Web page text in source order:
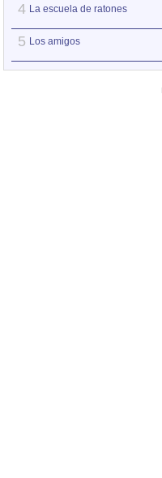
4 La escuela de ratones
5 Los amigos